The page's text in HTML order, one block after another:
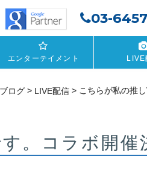
03-
エンターテイメント LIVE
ブログ> LIVE配信> こちらが私の推
。コラボ開催